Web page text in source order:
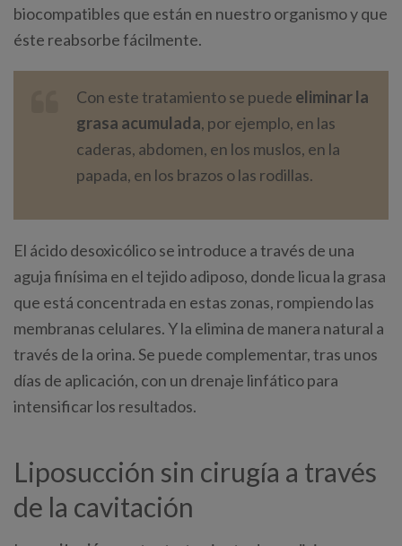
biocompatibles que están en nuestro organismo y que
éste reabsorbe fácilmente.
Con este tratamiento se puede eliminar la
grasa acumulada, por ejemplo, en las
caderas, abdomen, en los muslos, en la
papada, en los brazos o las rodillas.
El ácido desoxicólico se introduce a través de una
aguja finísima en el tejido adiposo, donde licua la grasa
que está concentrada en estas zonas, rompiendo las
membranas celulares. Y la elimina de manera natural a
través de la orina. Se puede complementar, tras unos
días de aplicación, con un drenaje linfático para
intensificar los resultados.
Liposucción sin cirugía a través
de la cavitación